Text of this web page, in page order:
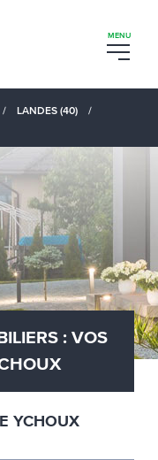
/ LANDES (40)
/
: VOS
YCHOUX